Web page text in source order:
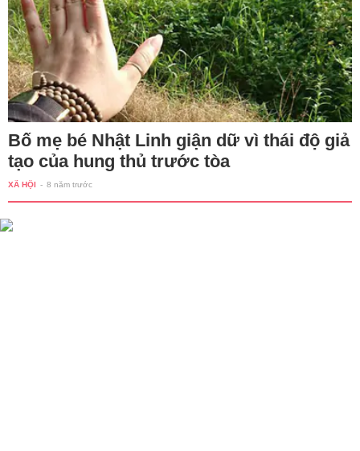
Bố mẹ bé Nhật Linh giận dữ vì thái độ giả
tạo của hung thủ trước tòa
XÃ HỘI - 8 năm trước